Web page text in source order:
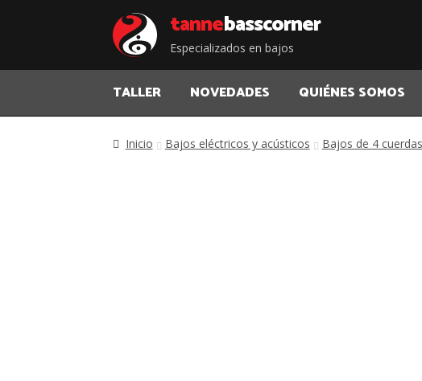
Saltar
a
la
navegación
Saltar
al
contenido
tannebass corner
Especializados en bajos
TALLER NOVEDADES QUIÉNES SOMOS
Inicio Bajos eléctricos y acústicos Bajos de 4 cuerdas